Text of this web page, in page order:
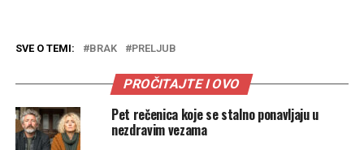
SVE O TEMI: BRAK PRELJUB
PROČITAJTE I OVO
Pet rečenica koje se stalno ponavljaju u
nezdravim vezama